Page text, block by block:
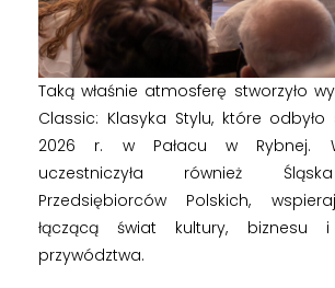
e
k
l
a
s
Taką właśnie atmosferę stworzyło
Classic: Klasyka Stylu, które odbyło
2026 r. w Pałacu w Rybnej.
uczestniczyła również
Przedsiębiorców Polskich,
łączącą świat kultury, biznesu
przywództwa.